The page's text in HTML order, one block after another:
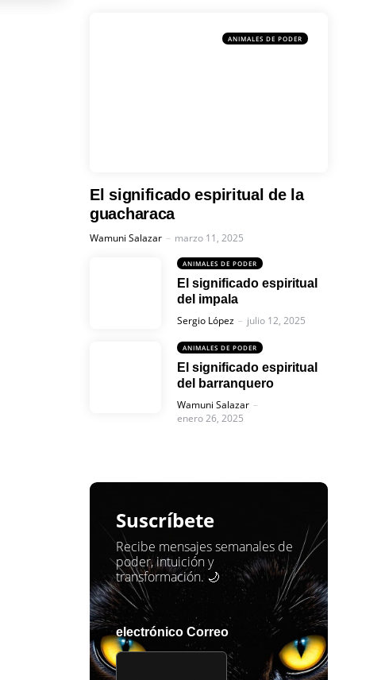
ANIMALES DE PODER
El significado espiritual de la
guacharaca
Posted
Wamuni Salazar marzo 11, 2025
ANIMALES DE PODER
El significado espiritual
del impala
Posted
Sergio López julio 12, 2025
ANIMALES DE PODER
El significado espiritual
del barranquero
Posted
Wamuni Salazar
enero 26, 2025
Suscríbete
Recibe mensajes semanales de
poder, intuición y
transformación. 🌙
electrónico Correo